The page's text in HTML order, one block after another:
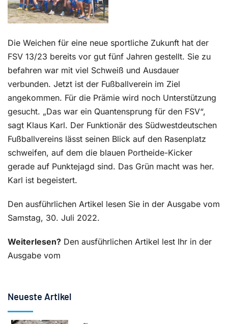
Die Weichen für eine neue sportliche Zukunft hat der
FSV 13/23 bereits vor gut fünf Jahren gestellt. Sie zu
befahren war mit viel Schweiß und Ausdauer
verbunden. Jetzt ist der Fußballverein im Ziel
angekommen. Für die Prämie wird noch Unterstützung
gesucht. „Das war ein Quantensprung für den FSV“,
sagt Klaus Karl. Der Funktionär des Südwestdeutschen
Fußballvereins lässt seinen Blick auf den Rasenplatz
schweifen, auf dem die blauen Portheide-Kicker
gerade auf Punktejagd sind. Das Grün macht was her.
Karl ist begeistert.
Den ausführlichen Artikel lesen Sie in der Ausgabe vom
Samstag, 30. Juli 2022.
Weiterlesen? Den ausführlichen Artikel lest Ihr in der
Ausgabe vom
Neueste Artikel